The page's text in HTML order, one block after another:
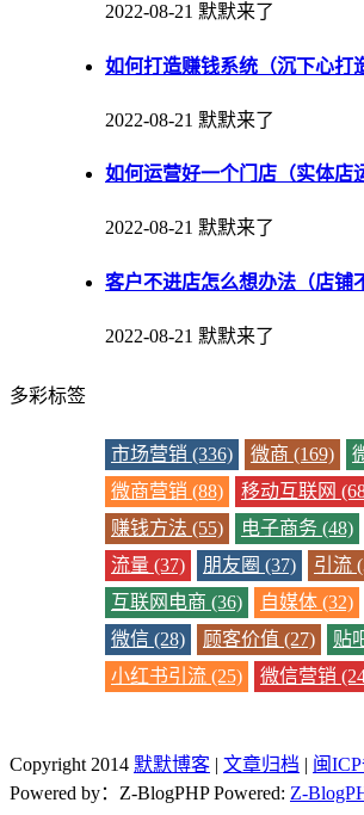
2022-08-21 默默来了
如何打造赚钱系统（沉下心打
2022-08-21 默默来了
如何运营好一个门店（实体店
2022-08-21 默默来了
客户不进店怎么想办法（店铺
2022-08-21 默默来了
多彩标签
市场营销 (336) 微商 (169)
微商营销 (88)
移动互联网
赚钱方法 (55)
电子商务 (48)
流量 (37)
朋友圈 (37)
引流
互联网电商 (36)
自媒体 (32)
微信 (28)
顾客价值 (27)
贴
小红书引流 (25)
微信营销
Copyright 2014 默默博客 | 文章归档 | 闽
Powered by：Z-BlogPHPPowered: Z-